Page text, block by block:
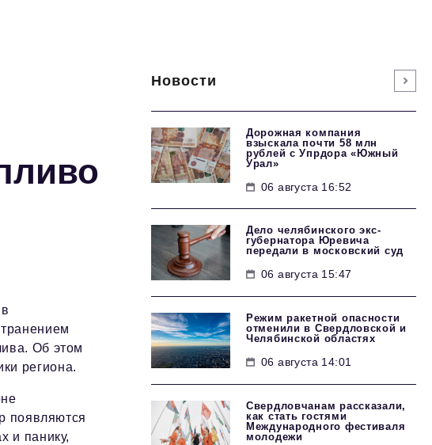
Об этом
региона.
появляются
и панику,
Новости
Дорожная компания
взыскала почти 58 млн
рублей с Упрдора «Южный
Урал»
06 августа 16:52
Дело челябинского экс-
губернатора Юревича
передали в московский суд
06 августа 15:47
Режим ракетной опасности
отменили в Свердловской и
Челябинской областях
06 августа 14:01
Свердловчанам рассказали,
как стать гостями
Международного фестиваля
молодежи